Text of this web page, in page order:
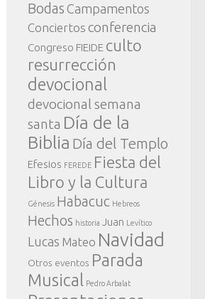
Bodas Campamentos
Conciertos conferencia
Congreso FIEIDE culto
resurrección
devocional
devocional semana
santa Día de la
Biblia Día del Templo
Efesios FEREDE Fiesta del
Libro y la Cultura
Génesis Habacuc Hebreos
Hechos historia Juan Levítico
Lucas Mateo Navidad
Otros eventos Parada
Musical
Pedro Arbalat